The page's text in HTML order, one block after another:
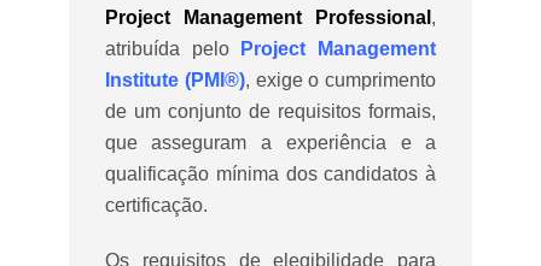
Project Management Professional ,
atribuída pelo
Project Management
Institute (PMI®), exige o cumprimento
de um conjunto de requisitos formais,
que asseguram a experiência e a
qualificação mínima dos candidatos à
certificação.
Os requisitos de elegibilidade para